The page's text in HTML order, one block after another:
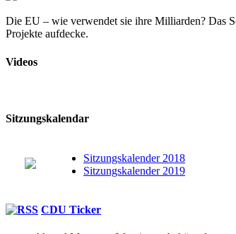
Die EU – wie verwendet sie ihre Milliarden? Das
Projekte aufdecke.
Videos
Sitzungskalendar
Sitzungskalender 2018
Sitzungskalender 2019
CDU Ticker